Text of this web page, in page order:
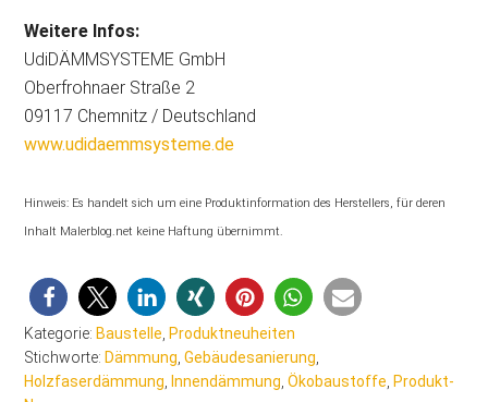
Weitere Infos:
UdiDÄMMSYSTEME GmbH
Oberfrohnaer Straße 2
09117 Chemnitz / Deutschland
www.udidaemmsysteme.de
Hinweis: Es handelt sich um eine Produktinformation des Herstellers, für deren
Inhalt Malerblog.net keine Haftung übernimmt.
Kategorie: Baustelle, Produktneuheiten
Stichworte: Dämmung,Gebäudesanierung,
Holzfaserdämmung, Innendämmung,Ökobaustoffe, Produkt-